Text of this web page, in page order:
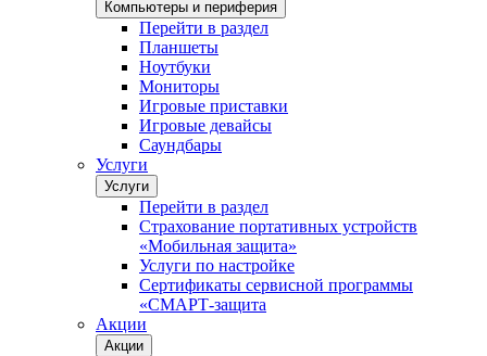
Компьютеры и периферия
Перейти в раздел
Планшеты
Ноутбуки
Мониторы
Игровые приставки
Игровые девайсы
Саундбары
Услуги
Услуги
Перейти в раздел
Страхование портативных устройств
«Мобильная защита»
Услуги по настройке
Сертификаты сервисной программы
«СМАРТ-защита
Акции
Акции